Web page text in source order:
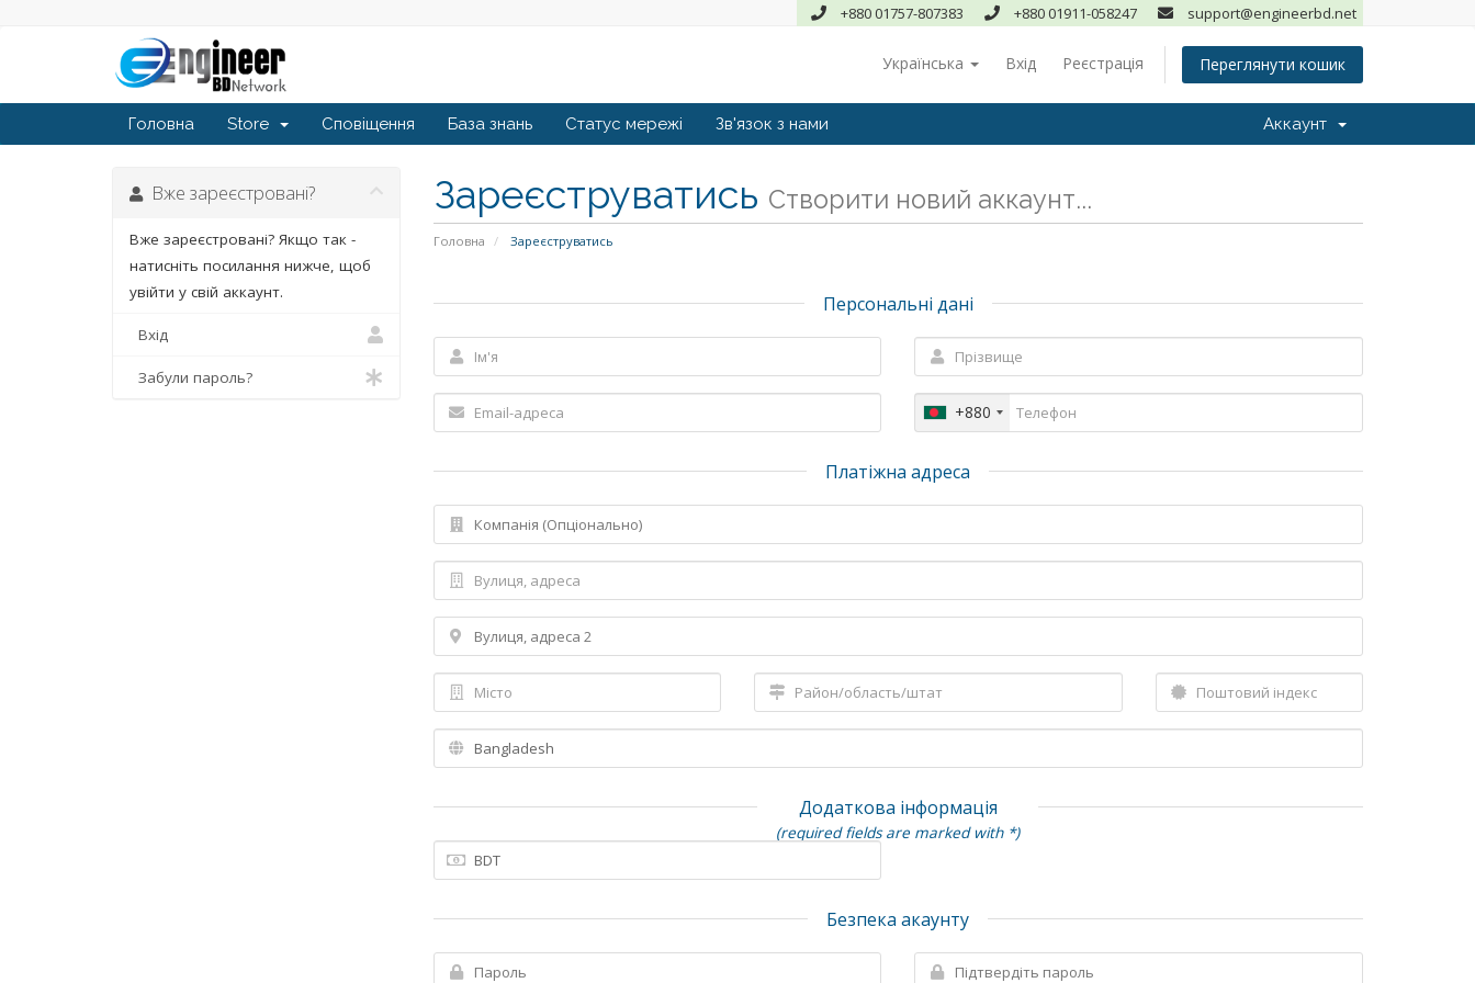
+880 01757-807383 +880 01911-058247 support@engineerbd.net
Українська Вхід Реєстрація Переглянути кошик
Головна Store Сповіщення База знань Статус мережі Зв'язок з нами Аккаунт
Зареєструватись Створити новий аккаунт...
Головна Зареєструватись
Вже зареєстровані?
Вже зареєстровані? Якщо так -
натисніть посилання нижче, щоб
увійти у свій аккаунт.
Вхід
Забули пароль?
Персональні дані
+880
Платіжна адреса
Додаткова інформація
(required fields are marked with *)
Безпека акаунту